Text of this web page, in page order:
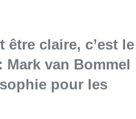
être claire, c’est le
van Bommel
pour les